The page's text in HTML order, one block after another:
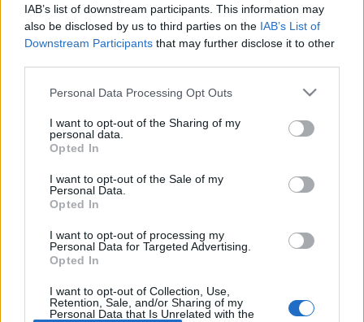
IAB’s list of downstream participants. This information may
also be disclosed by us to third parties on the IAB’s List of
Downstream Participants that may further disclose it to other
Please note that this website/app uses one or more Google
not limited to your visit or usage behaviour. You may click to
grant or deny consent to Google and its third-party tags to
use your data for below specified purposes in below Google
consent section.
Personal Data Processing Opt Outs
I want to opt-out of the Sharing of my
personal data.
Opted In
I want to opt-out of the Sale of my
Personal Data.
Opted In
I want to opt-out of processing my
Personal Data for Targeted Advertising.
Opted In
I want to opt-out of Collection, Use,
Retention, Sale, and/or Sharing of my
Personal Data that Is Unrelated with the
Pandémia
Pandémia